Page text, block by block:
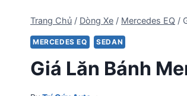
Trang Chủ / Dòng Xe / Mercedes EQ /
MERCEDES EQ SEDAN
Giá Lăn Bánh